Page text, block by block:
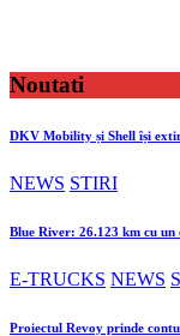
Noutati
DKV Mobility și Shell își
NEWS STIRI
Blue River: 26.123 km cu
E-TRUCKS NEWS
Proiectul Revoy prinde